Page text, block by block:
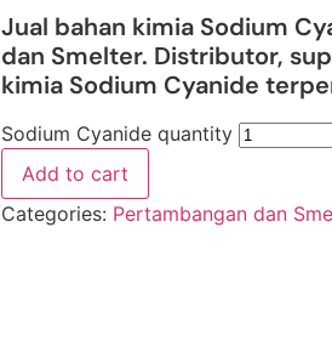
Jual bahan kimia Sodium
dan Smelter. Distributor,
kimia Sodium Cyanide
Sodium Cyanide quantity
Add to cart
Categories: Pertambangan dan